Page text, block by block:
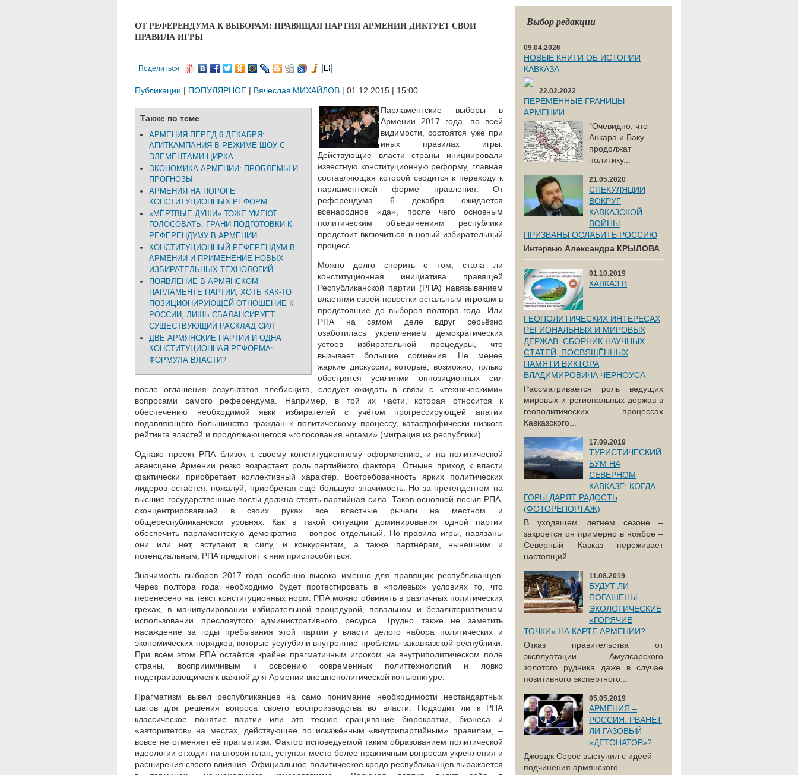
ОТ РЕФЕРЕНДУМА К ВЫБОРАМ: ПРАВЯЩАЯ ПАРТИЯ АРМЕНИИ ДИКТУЕТ СВОИ
ПРАВИЛА ИГРЫ
Поделиться
Публикации | ПОПУЛЯРНОЕ | Вячеслав МИХАЙЛОВ | 01.12.2015 | 15:00
Также по теме
АРМЕНИЯ ПЕРЕД 6 ДЕКАБРЯ:
АГИТКАМПАНИЯ В РЕЖИМЕ ШОУ С
ЭЛЕМЕНТАМИ ЦИРКА
ЭКОНОМИКА АРМЕНИИ: ПРОБЛЕМЫ И
ПРОГНОЗЫ
АРМЕНИЯ НА ПОРОГЕ
КОНСТИТУЦИОННЫХ РЕФОРМ
«МЁРТВЫЕ ДУШИ» ТОЖЕ УМЕЮТ
ГОЛОСОВАТЬ: ГРАНИ ПОДГОТОВКИ К
РЕФЕРЕНДУМУ В АРМЕНИИ
КОНСТИТУЦИОННЫЙ РЕФЕРЕНДУМ В
АРМЕНИИ И ПРИМЕНЕНИЕ НОВЫХ
ИЗБИРАТЕЛЬНЫХ ТЕХНОЛОГИЙ
ПОЯВЛЕНИЕ В АРМЯНСКОМ
ПАРЛАМЕНТЕ ПАРТИИ, ХОТЬ КАК-ТО
ПОЗИЦИОНИРУЮЩЕЙ ОТНОШЕНИЕ К
РОССИИ, ЛИШЬ СБАЛАНСИРУЕТ
СУЩЕСТВУЮЩИЙ РАСКЛАД СИЛ
ДВЕ АРМЯНСКИЕ ПАРТИИ И ОДНА
КОНСТИТУЦИОННАЯ РЕФОРМА:
ФОРМУЛА ВЛАСТИ?
Парламентские выборы в
Армении 2017 года, по всей
видимости, состоятся уже при
иных правилах игры.
Действующие власти страны инициировали
известную конституционную реформу, главная
составляющая которой сводится к переходу к
парламентской форме правления. От
референдума 6 декабря ожидается
всенародное «да», после чего основным
политическим объединениям республики
предстоит включиться в новый избирательный
процесс.
Можно долго спорить о том, стала ли
конституционная инициатива правящей
Республиканской партии (РПА) навязыванием
властями своей повестки остальным игрокам в
предстоящие до выборов полтора года. Или
РПА на самом деле вдруг серьёзно
озаботилась укреплением демократических
устоев избирательной процедуры, что
вызывает большие сомнения. Не менее
жаркие дискуссии, которые, возможно, только
обострятся усилиями оппозиционных сил
после оглашения результатов плебисцита, следует ожидать в связи с «техническими»
вопросами самого референдума. Например, в той их части, которая относится к
обеспечению необходимой явки избирателей с учётом прогрессирующей апатии
подавляющего большинства граждан к политическому процессу, катастрофически низкого
рейтинга властей и продолжающегося «голосования ногами» (миграция из республики).
Однако проект РПА близок к своему конституционному оформлению, и на политической
авансцене Армении резко возрастает роль партийного фактора. Отныне приход к власти
фактически приобретает коллективный характер. Востребованность ярких политических
лидеров остаётся, пожалуй, приобретая ещё большую значимость. Но за претендентом на
высшие государственные посты должна стоять партийная сила. Таков основной посыл РПА,
сконцентрировавшей в своих руках все властные рычаги на местном и
общереспубликанском уровнях. Как в такой ситуации доминирования одной партии
обеспечить парламентскую демократию – вопрос отдельный. Но правила игры, навязаны
они или нет, вступают в силу, и конкурентам, а также партнёрам, нынешним и
потенциальным, РПА предстоит к ним приспособиться.
Значимость выборов 2017 года особенно высока именно для правящих республиканцев.
Через полтора года необходимо будет протестировать в «полевых» условиях то, что
перенесено на текст конституционных норм. РПА можно обвинять в различных политических
грехах, в манипулировании избирательной процедурой, повальном и безальтернативном
использовании пресловутого административного ресурса. Трудно также не заметить
насаждение за годы пребывания этой партии у власти целого набора политических и
экономических порядков, которые усугубили внутренние проблемы закавказской республики.
При всём этом РПА остаётся крайне прагматичным игроком на внутриполитическом поле
страны, восприимчивым к освоению современных политтехнологий и ловко
подстраивающимся к важной для Армении внешнеполитической конъюнктуре.
Прагматизм вывел республиканцев на само понимание необходимости нестандартных
шагов для решения вопроса своего воспроизводства во власти. Подходит ли к РПА
классическое понятие партии или это тесное сращивание бюрократии, бизнеса и
«авторитетов» на местах, действующее по искажённым «внутрипартийным» правилам, –
вовсе не отменяет её прагматизм. Фактор исповедуемой таким образованием политической
идеологии отходит на второй план, уступая место более практичным вопросам укрепления и
расширения своего влияния. Официальное политическое кредо республиканцев выражается
Выбор редакции
09.04.2026
НОВЫЕ КНИГИ ОБ ИСТОРИИ
КАВКАЗА
22.02.2022
ПЕРЕМЕННЫЕ ГРАНИЦЫ
АРМЕНИИ
"Очевидно, что
Анкара и Баку
продолжат
политику...
21.05.2020
СПЕКУЛЯЦИИ
ВОКРУГ
КАВКАЗСКОЙ
ВОЙНЫ
ПРИЗВАНЫ ОСЛАБИТЬ РОССИЮ
Интервью Александра КРЫЛОВА
01.10.2019
КАВКАЗ В
ГЕОПОЛИТИЧЕСКИХ ИНТЕРЕСАХ
РЕГИОНАЛЬНЫХ И МИРОВЫХ
ДЕРЖАВ. СБОРНИК НАУЧНЫХ
СТАТЕЙ, ПОСВЯЩЁННЫХ
ПАМЯТИ ВИКТОРА
ВЛАДИМИРОВИЧА ЧЕРНОУСА
Рассматривается роль ведущих
мировых и региональных держав в
геополитических процессах
Кавказского...
17.09.2019
ТУРИСТИЧЕСКИЙ
БУМ НА
СЕВЕРНОМ
КАВКАЗЕ: КОГДА
ГОРЫ ДАРЯТ РАДОСТЬ
(ФОТОРЕПОРТАЖ)
В уходящем летнем сезоне –
закроется он примерно в ноябре –
Северный Кавказ переживает
настоящий...
11.08.2019
БУДУТ ЛИ
ПОГАШЕНЫ
ЭКОЛОГИЧЕСКИЕ
«ГОРЯЧИЕ
ТОЧКИ» НА КАРТЕ АРМЕНИИ?
Отказ правительства от
эксплуатации Амулсарского
золотого рудника даже в случае
позитивного экспертного...
05.05.2019
АРМЕНИЯ –
РОССИЯ: РВАНЁТ
ЛИ ГАЗОВЫЙ
«ДЕТОНАТОР»?
Джордж Сорос выступил с идеей
подчинения армянского